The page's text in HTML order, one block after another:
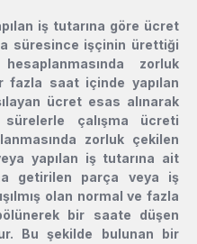
iş tutarına göre ücret
süresince işçinin ürettiği
zorluk
fazla saat içinde yapılan
ücret esas alınarak
çalışma ücreti
zorluk çekilen
yapılan iş tutarına ait
getirilen parça veya iş
olan normal ve fazla
bir saate düşen
Bu şekilde bulunan bir